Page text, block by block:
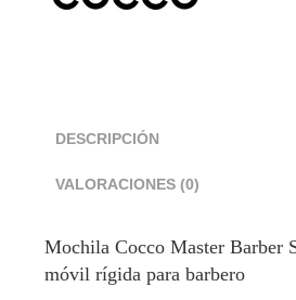
DESCRIPCIÓN
VALORACIONES (0)
Mochila Cocco Master Barber
móvil rígida para barbero